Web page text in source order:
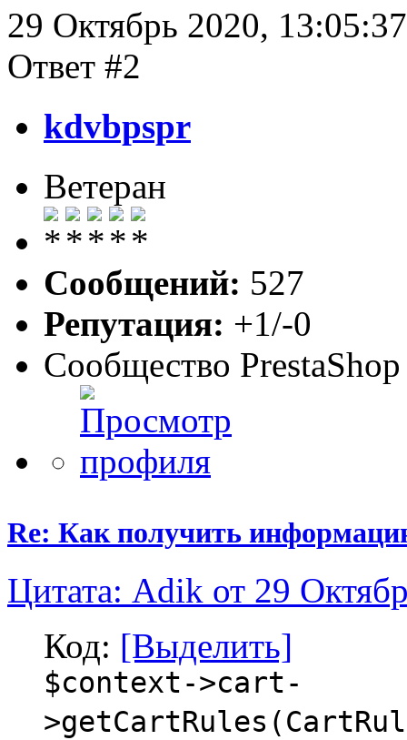
29 Октябрь 2020, 13:05:37
Ответ #2
kdvbpspr
Ветеран
Сообщений: 527
Репутация: +1/-0
Сообщество PrestaShop
Re: Как получить
Цитата: Adik от 29
Код: [Выделить]
$context->cart-